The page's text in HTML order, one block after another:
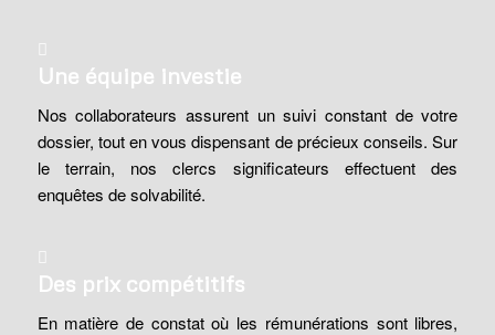
Une équipe investie
Nos collaborateurs assurent un suivi constant de votre
dossier, tout en vous dispensant de précieux conseils. Sur
le terrain, nos clercs significateurs effectuent des
enquêtes de solvabilité.
Des prix compétitifs
En matière de constat où les rémunérations sont libres,